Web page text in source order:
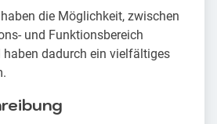
die Möglichkeit, zwischen
und Funktionsbereich
haben dadurch ein vielfältiges